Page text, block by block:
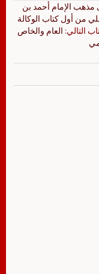
مذهب الإمام أحمد بن
من أول كتاب الوكالة
التالي: العام والخاص